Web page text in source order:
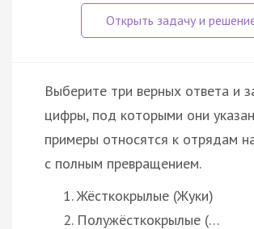
Выберите три верных ответа и
цифры, под которыми они
примеры относятся к отрядам
с полным превращением.
Жёсткокрылые (Жуки)
Полужёсткокрылые (…